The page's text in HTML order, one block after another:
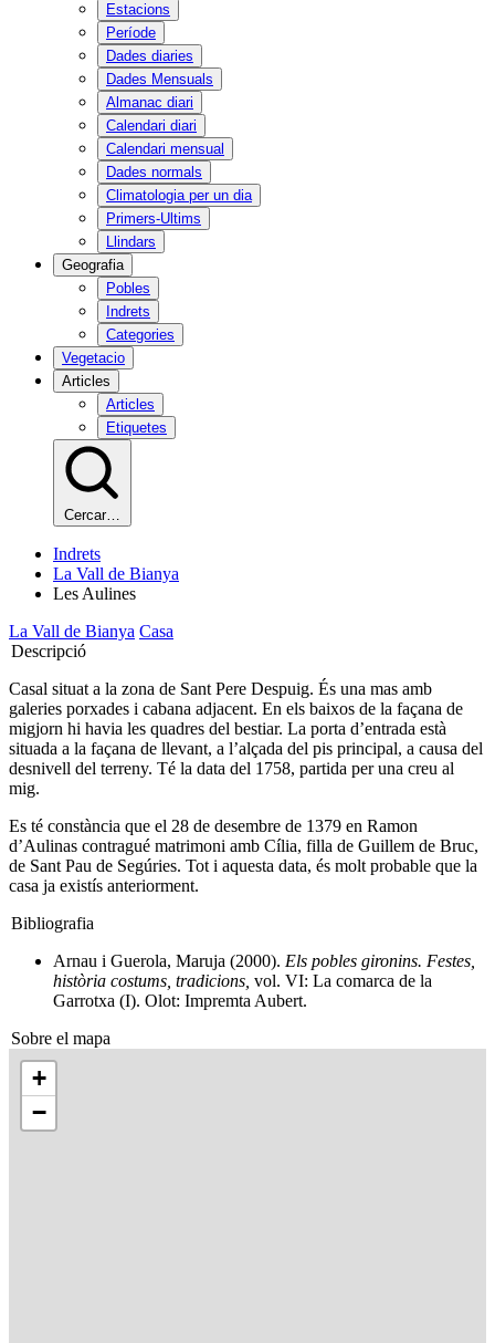
Estacions
Període
Dades diaries
Dades Mensuals
Almanac diari
Calendari diari
Calendari mensual
Dades normals
Climatologia per un dia
Primers-Ultims
Llindars
Geografia
Pobles
Indrets
Categories
Vegetacio
Articles
Articles
Etiquetes
Cercar…
Indrets
La Vall de Bianya
Les Aulines
La Vall de Bianya Casa
Descripció
Casal situat a la zona de Sant Pere Despuig. És una mas amb
galeries porxades i cabana adjacent. En els baixos de la façana de
migjorn hi havia les quadres del bestiar. La porta d’entrada està
situada a la façana de llevant, a l’alçada del pis principal, a causa del
desnivell del terreny. Té la data del 1758, partida per una creu al
mig.
Es té constància que el 28 de desembre de 1379 en Ramon
d’Aulinas contragué matrimoni amb Cília, filla de Guillem de Bruc,
de Sant Pau de Segúries. Tot i aquesta data, és molt probable que la
casa ja existís anteriorment.
Bibliografia
Arnau i Guerola, Maruja (2000). Els pobles gironins. Festes,
història costums, tradicions, vol. VI: La comarca de la
Garrotxa (I). Olot: Impremta Aubert.
Sobre el mapa
+
−